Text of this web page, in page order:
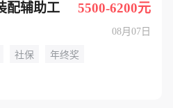
配辅助工 5500-6200元
08月07日
社保
年终奖